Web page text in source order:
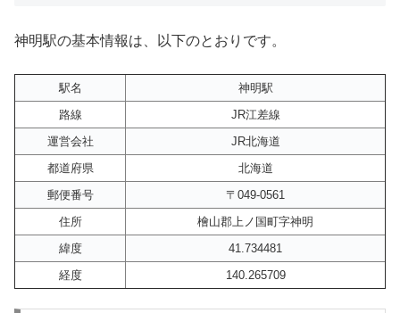
神明駅の基本情報は、以下のとおりです。
駅名
神明駅
路線
JR江差線
運営会社
JR北海道
都道府県
北海道
郵便番号
〒049-0561
住所
檜山郡上ノ国町字神明
緯度
41.734481
経度
140.265709